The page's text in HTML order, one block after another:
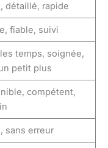
détaillé, rapide
fiable, suivi
temps, soignée,
petit plus
compétent,
sans erreur